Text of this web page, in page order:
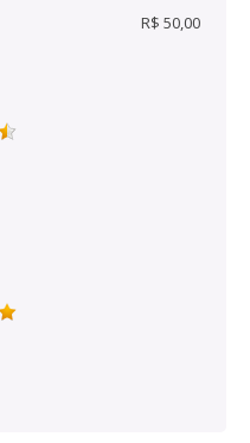
R$ 50,00